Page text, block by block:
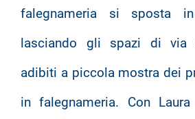
falegnameria si sposta
lasciando gli spazi di via
adibiti a piccola mostra dei
in falegnameria. Con